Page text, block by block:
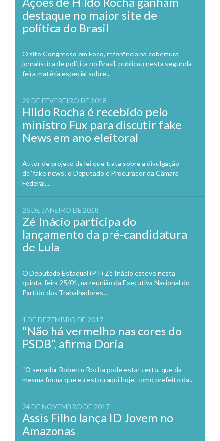
destaque no maior site de
política do Brasil
O site Congresso em Foco, referência na cobertura
jornalística de política no Brasil, publicou nesta segunda-
feira matéria especial sobre...
28 DE FEVEREIRO DE 2018
Hildo Rocha é recebido pelo
ministro Fux para discutir fake
News em ano eleitoral
Autor de projeto de lei que trata sobre a divulgação
de ‘fake news’, o Deputado e Procurador da Câmara
Federal,...
26 DE JANEIRO DE 2018
Zé Inácio participa do
lançamento da pré-candidatura
de Lula
O Deputado Estadual (PT) Zé Inácio esteve nesta
quinta-feira 25/01, na reunião da Executiva Nacional do
Partido dos Trabalhadores...
1 DE DEZEMBRO DE 2017
“Não há vermelho nas cores do
PSDB”, afirma Doria
“O senador Roberto Rocha pode estar certo, que da
mesma forma que eu estou aqui hoje, como prefeito da...
24 DE NOVEMBRO DE 2017
Assis Filho lança ID Jovem no
Amazonas